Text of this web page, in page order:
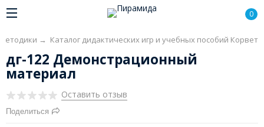
0
→ Каталог дидактических игр и учебных пособий Корвет
дг-122 Демонстрационный
материал
Оставить отзыв
Поделиться